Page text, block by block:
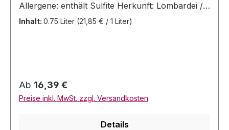
Allergene: enthält Sulfite Herkunft: Lombardei /
Italien Jahrgang: 2021 Rebsorten: Turbiano Alc.
Teerosen, vollmundig, dicht gewoben, wärmend
am Gaumen, mit schöner mineralischer Säure.
Inhalt: 0.75 Liter (21,85 € / 1 Liter)
Regulärer Preis:
Ab 16,39 €
Preise inkl. MwSt. zzgl. Versandkosten
Details